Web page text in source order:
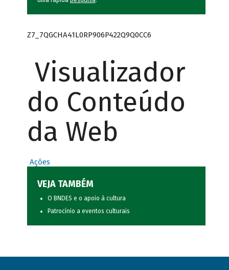
Z7_7QGCHA41L0RP906P422Q9Q0CC6
Visualizador
do Conteúdo
da Web
Ações
VEJA TAMBÉM
O BNDES e o apoio à cultura
Patrocínio a eventos culturais